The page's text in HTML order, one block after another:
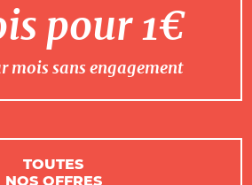
pour 1€
mois sans engagement
TOUTES
NOS OFFRES